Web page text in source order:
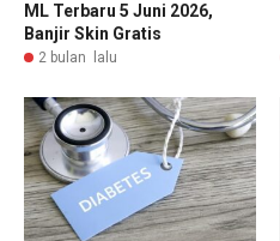
ML Terbaru 5 Juni 2026,
Banjir Skin Gratis
2 bulan lalu